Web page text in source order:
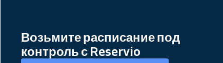
Возьмите расписание под
контроль с Reservio